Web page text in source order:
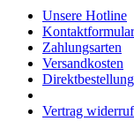
Unsere Hotline
Kontaktformular
Zahlungsarten
Versandkosten
Direktbestellung
Vertrag